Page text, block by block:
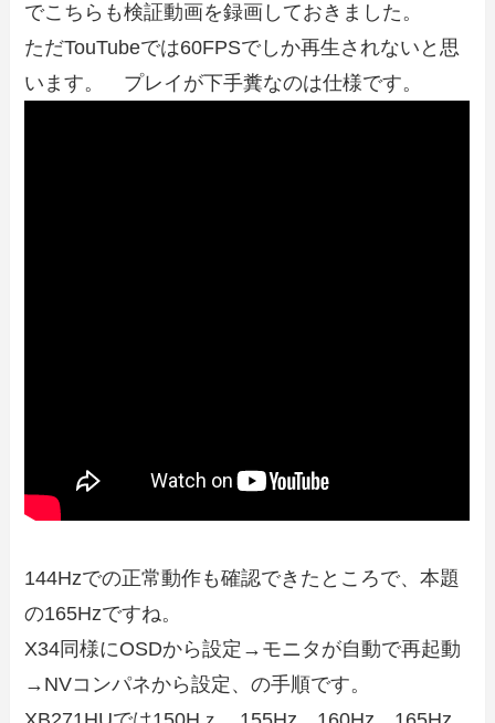
でこちらも検証動画を録画しておきました。
ただTouTubeでは60FPSでしか再生されないと思
います。 プレイが下手糞なのは仕様です。
144Hzでの正常動作も確認できたところで、本題
の165Hzですね。
X34同様にOSDから設定→モニタが自動で再起動
→NVコンパネから設定、の手順です。